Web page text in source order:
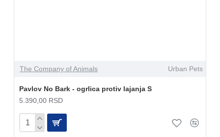
The Company of Animals Urban Pets
Pavlov No Bark - ogrlica protiv lajanja S
5.390,00 RSD